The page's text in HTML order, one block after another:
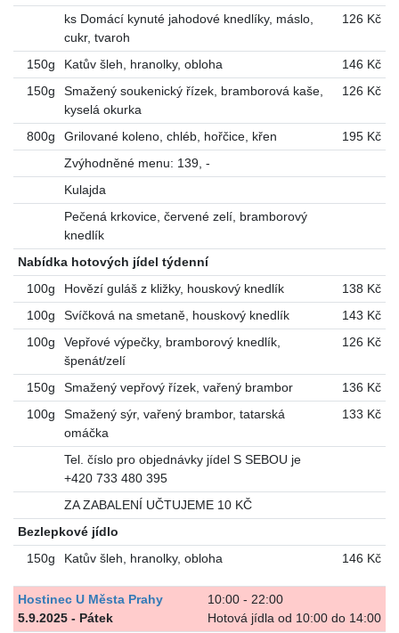
ks Domácí kynuté jahodové knedlíky, máslo,
cukr, tvaroh
126 Kč
150g Katův šleh, hranolky, obloha
146 Kč
150g
Smažený soukenický řízek, bramborová kaše,
kyselá okurka
126 Kč
800g Grilované koleno, chléb, hořčice, křen
195 Kč
Zvýhodněné menu: 139, -
Kulajda
Pečená krkovice, červené zelí, bramborový
knedlík
Nabídka hotových jídel týdenní
100g
Hovězí guláš z kližky, houskový knedlík
138 Kč
100g
Svíčková na smetaně, houskový knedlík
143 Kč
100g
Vepřové výpečky, bramborový knedlík,
špenát/zelí
126 Kč
150g Smažený vepřový řízek, vařený brambor
136 Kč
100g
Smažený sýr, vařený brambor, tatarská
omáčka
133 Kč
Tel. číslo pro objednávky jídel S SEBOU je
+420 733 480 395
ZA ZABALENÍ UČTUJEME 10 KČ
Bezlepkové jídlo
150g
Katův šleh, hranolky, obloha 146 Kč
10:00 - 22:00
Hotová jídla od 10:00 do 14:00
Hostinec U Města Prahy
5.9.2025 - Pátek